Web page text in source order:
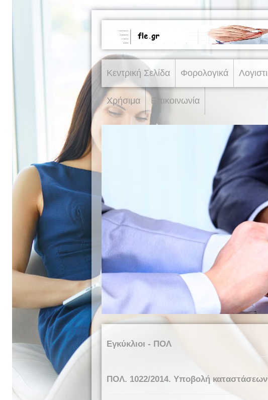
Κεντρική Σελίδα Φορολογικά
Χρήσιμα Επικοινωνία
Εγκύκλιοι - ΠΟΛ
ΠΟΛ. 1022/2014. Υποβολή